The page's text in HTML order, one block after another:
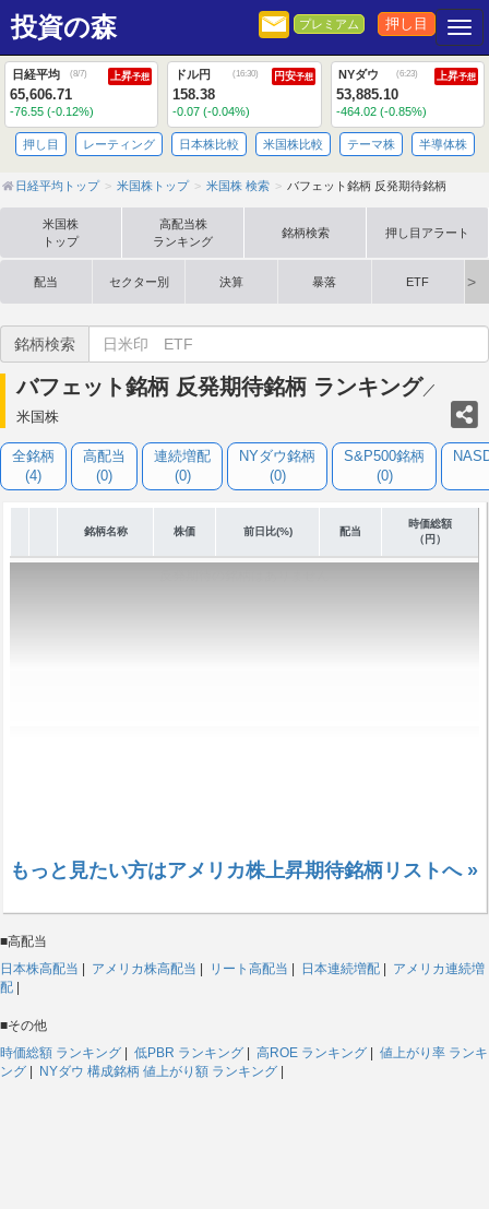
投資の森 プレミアム 押し目
日経平均 (8/7) 上昇予想
65,606.71
-76.55 (-0.12%)
ドル円 (16:30) 円安予想
158.38
-0.07 (-0.04%)
NYダウ (6:23) 上昇予想
53,885.10
-464.02 (-0.85%)
押し目 レーティング 日本株比較 米国株比較 テーマ株 半導体株
日経平均トップ 米国株トップ 米国株 検索 バフェット銘柄 反発期待銘柄
米国株
トップ
高配当株
ランキング
銘柄検索 押し目アラート
配当 セクター別 決算 暴落 ETF
銘柄検索
バフェット銘柄 反発期待銘柄 ランキング／
米国株
全銘柄
(4)
高配当
(0)
連続増配
(0)
NYダウ銘柄
(0)
S&P500銘柄
(0)
銘柄名称 株価 前日比(%) 配当
時価総額
（円）
もっと見たい方はアメリカ株上昇期待銘柄リストへ »
■高配当
日本株高配当
アメリカ株高配当 リート高配当 日本連続増配
アメリカ連続増
配
■その他
時価総額 ランキング
低PBR ランキング 高ROE ランキング
値上がり率 ランキ
ング
NYダウ 構成銘柄 値上がり額 ランキング